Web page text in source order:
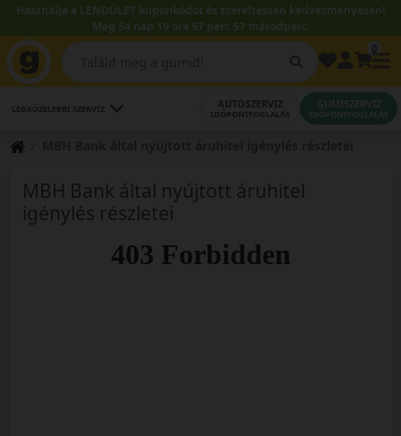
Használja a LENDÜLET kuponkódot és szereltessen kedvezményesen!
Még 54 nap 19 óra 57 perc 56 másodperc.
LEGKÖZELEBBI SZERVIZ AUTÓSZERVIZ
IDŐPONTFOGLALÁS
GUMISZERVIZ
IDŐPONTFOGLALÁS
MBH Bank által nyújtott áruhitel
igénylés részletei